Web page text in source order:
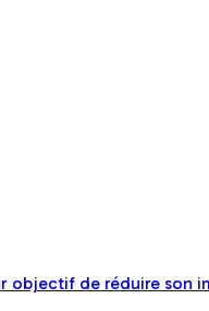
objectif de réduire son